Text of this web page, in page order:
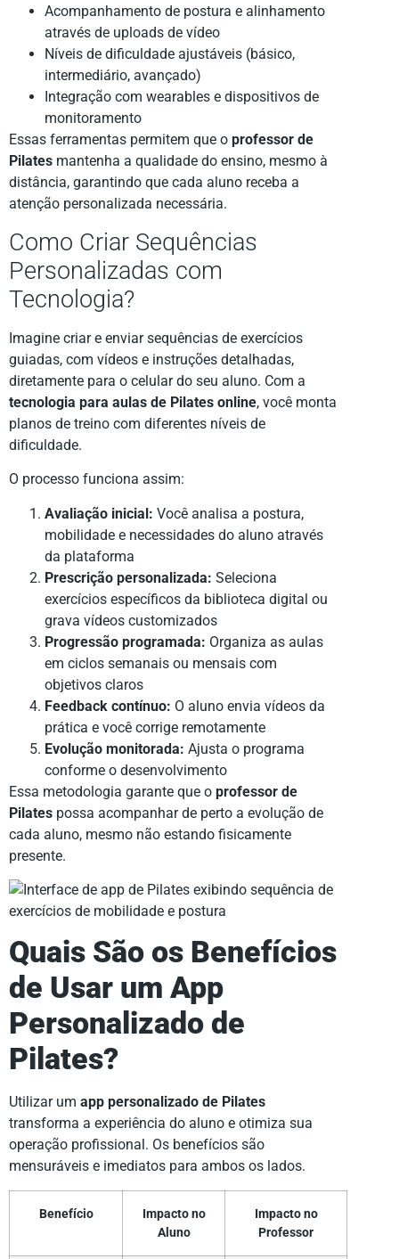
Acompanhamento de postura e alinhamento
através de uploads de vídeo
Níveis de dificuldade ajustáveis (básico,
intermediário, avançado)
Integração com wearables e dispositivos de
monitoramento
Essas ferramentas permitem que o professor de
Pilates mantenha a qualidade do ensino, mesmo à
distância, garantindo que cada aluno receba a
atenção personalizada necessária.
Como Criar Sequências
Personalizadas com
Tecnologia?
Imagine criar e enviar sequências de exercícios
guiadas, com vídeos e instruções detalhadas,
diretamente para o celular do seu aluno. Com a
tecnologia para aulas de Pilates online, você monta
planos de treino com diferentes níveis de
dificuldade.
O processo funciona assim:
Avaliação inicial: Você analisa a postura,
mobilidade e necessidades do aluno através
da plataforma
Prescrição personalizada: Seleciona
exercícios específicos da biblioteca digital ou
grava vídeos customizados
Progressão programada: Organiza as aulas
em ciclos semanais ou mensais com
objetivos claros
Feedback contínuo: O aluno envia vídeos da
prática e você corrige remotamente
Evolução monitorada: Ajusta o programa
conforme o desenvolvimento
Essa metodologia garante que o professor de
Pilates possa acompanhar de perto a evolução de
cada aluno, mesmo não estando fisicamente
presente.
Quais São os Benefícios
de Usar um App
Personalizado de
Pilates?
Utilizar um app personalizado de Pilates
transforma a experiência do aluno e otimiza sua
operação profissional. Os benefícios são
mensuráveis e imediatos para ambos os lados.
Benefício
Impacto no
Aluno
Impacto no
Professor